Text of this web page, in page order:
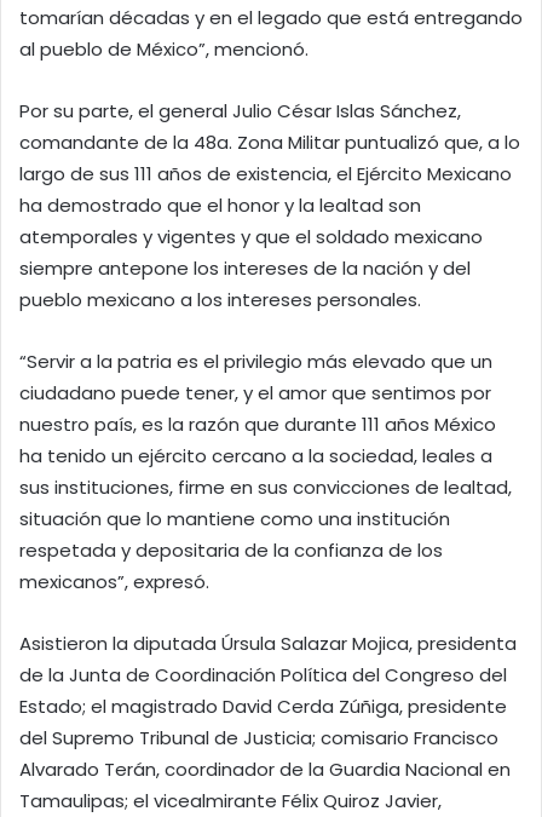
tomarían décadas y en el legado que está entregando
al pueblo de México”, mencionó.
Por su parte, el general Julio César Islas Sánchez,
comandante de la 48a. Zona Militar puntualizó que, a lo
largo de sus 111 años de existencia, el Ejército Mexicano
ha demostrado que el honor y la lealtad son
atemporales y vigentes y que el soldado mexicano
siempre antepone los intereses de la nación y del
pueblo mexicano a los intereses personales.
“Servir a la patria es el privilegio más elevado que un
ciudadano puede tener, y el amor que sentimos por
nuestro país, es la razón que durante 111 años México
ha tenido un ejército cercano a la sociedad, leales a
sus instituciones, firme en sus convicciones de lealtad,
situación que lo mantiene como una institución
respetada y depositaria de la confianza de los
mexicanos”, expresó.
Asistieron la diputada Úrsula Salazar Mojica, presidenta
de la Junta de Coordinación Política del Congreso del
Estado; el magistrado David Cerda Zúñiga, presidente
del Supremo Tribunal de Justicia; comisario Francisco
Alvarado Terán, coordinador de la Guardia Nacional en
Tamaulipas; el vicealmirante Félix Quiroz Javier,